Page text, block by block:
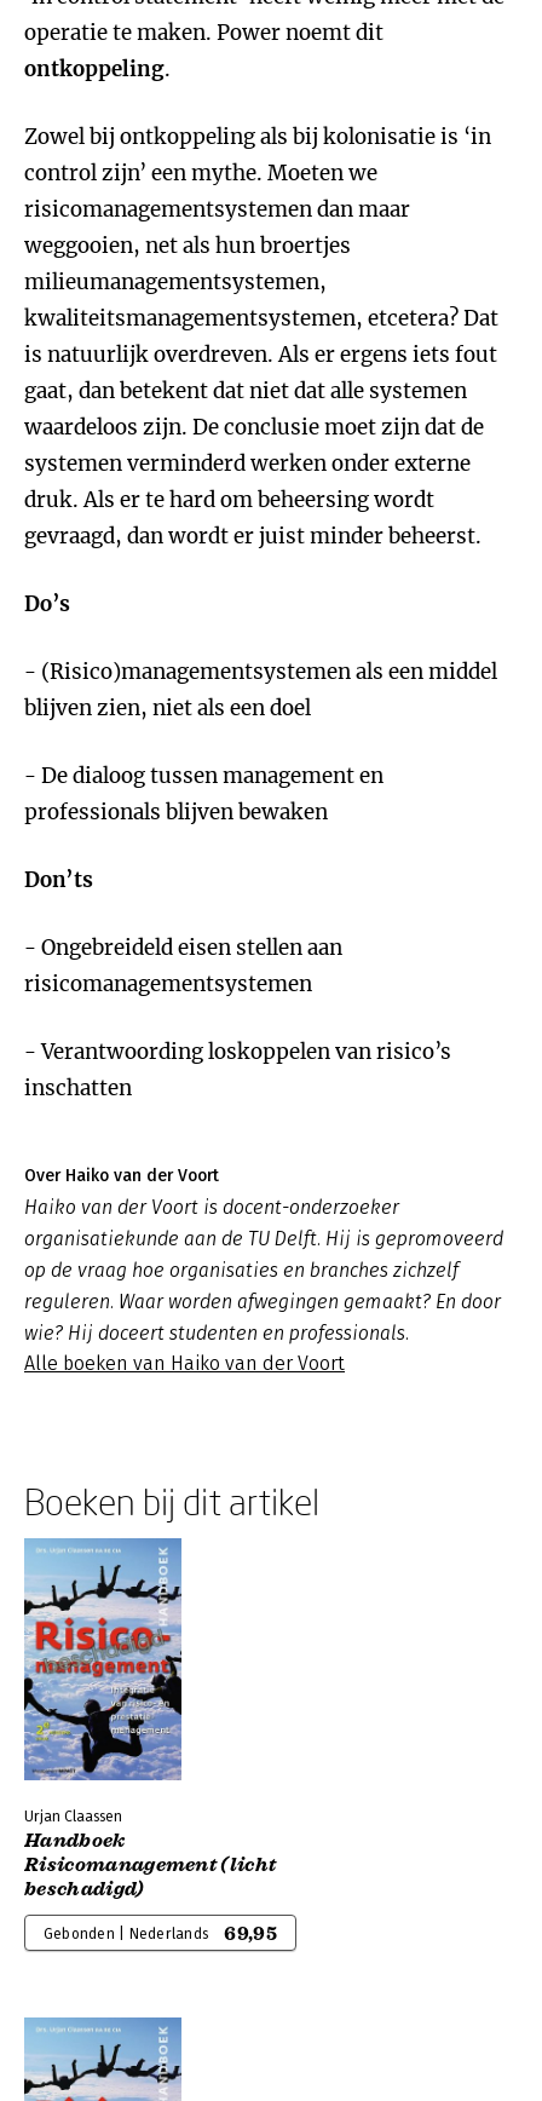
operatie te maken. Power noemt dit
ontkoppeling.
Zowel bij ontkoppeling als bij kolonisatie is ‘in
control zijn’ een mythe. Moeten we
risicomanagementsystemen dan maar
weggooien, net als hun broertjes
milieumanagementsystemen,
kwaliteitsmanagementsystemen, etcetera? Dat
is natuurlijk overdreven. Als er ergens iets fout
gaat, dan betekent dat niet dat alle systemen
waardeloos zijn. De conclusie moet zijn dat de
systemen verminderd werken onder externe
druk. Als er te hard om beheersing wordt
gevraagd, dan wordt er juist minder beheerst.
Do’s
- (Risico)managementsystemen als een middel
blijven zien, niet als een doel
- De dialoog tussen management en
professionals blijven bewaken
Don’ts
- Ongebreideld eisen stellen aan
risicomanagementsystemen
- Verantwoording loskoppelen van risico’s
inschatten
Over Haiko van der Voort
Haiko van der Voort is docent-onderzoeker
organisatiekunde aan de TU Delft. Hij is gepromoveerd
op de vraag hoe organisaties en branches zichzelf
reguleren. Waar worden afwegingen gemaakt? En door
wie? Hij doceert studenten en professionals.
Alle boeken van Haiko van der Voort
Boeken bij dit artikel
Urjan Claassen
Handboek
Risicomanagement (licht
beschadigd)
Gebonden | Nederlands 69,95